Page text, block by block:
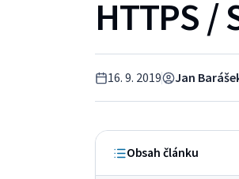
HTTPS /
16. 9. 2019 Jan
Obsah článku